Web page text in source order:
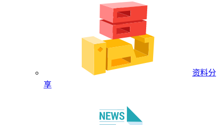
资料分
享